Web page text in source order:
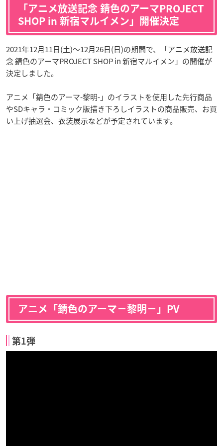
「アニメ放送記念 錆色のアーマPROJECT
SHOP in 新宿マルイメン」開催決定
2021年12月11日(土)～12月26日(日)の期間で、「アニメ放送記
念 錆色のアーマPROJECT SHOP in 新宿マルイメン」の開催が
決定しました。
アニメ「錆色のアーマ-黎明-」のイラストを使用した先行商品
やSDキャラ・コミック版描き下ろしイラストの商品販売、お買
い上げ抽選会、衣装展示などが予定されています。
アニメ「錆色のアーマ−黎明−」PV
第1弾